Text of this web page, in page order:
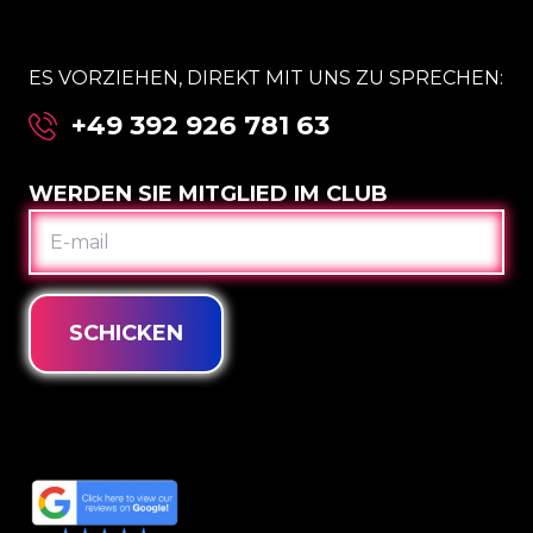
ES VORZIEHEN, DIREKT MIT UNS ZU SPRECHEN:
+49 392 926 781 63
WERDEN SIE MITGLIED IM CLUB
E-
MAIL
SCHICKEN